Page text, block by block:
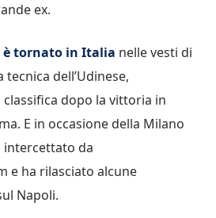
ex.
è tornato in Italia nelle vesti di
tecnica dell’Udinese,
dopo la vittoria in
E in occasione della Milano
intercettato da
e ha rilasciato alcune
Napoli.